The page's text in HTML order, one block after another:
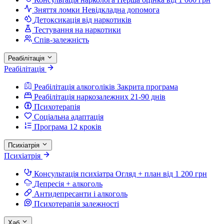
Зняття ломки Невідкладна допомога
Детоксикація від наркотиків
Тестування на наркотики
Спів-залежність
Реабілітація
Реабілітація
Реабілітація алкоголіків Закрита програма
Реабілітація наркозалежних 21-90 днів
Психотерапія
Соціальна адаптація
Програма 12 кроків
Психіатрія
Психіатрія
Консультація психіатра Огляд + план від 1 200 грн
Депресія + алкоголь
Антидепресанти і алкоголь
Психотерапія залежності